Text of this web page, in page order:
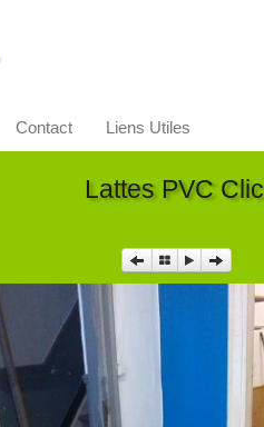
Contact Liens Utiles
Lattes PVC